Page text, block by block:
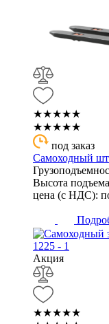
★★★★★
★★★★★
под заказ
Самоходный
Высота
цена (с НДС):
Акция
★★★★★